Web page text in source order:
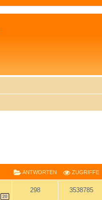
ANTWORTEN ZUGRIFFE
20
298 3538785